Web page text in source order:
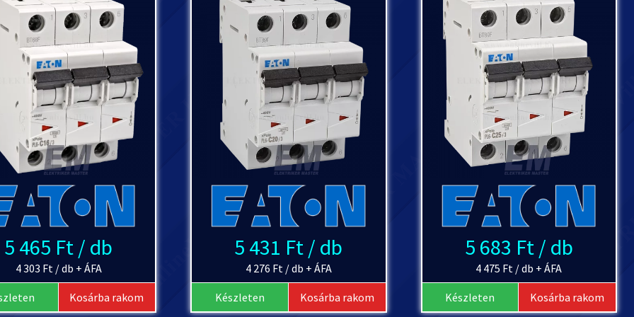
5 465 Ft / db
4 303 Ft / db + ÁFA
Kosárba rakom
5 431 Ft / db
4 276 Ft / db + ÁFA
Készleten Kosárba rakom
5 683 Ft / db
4 475 Ft / db + ÁFA
Készleten Kosárba rakom